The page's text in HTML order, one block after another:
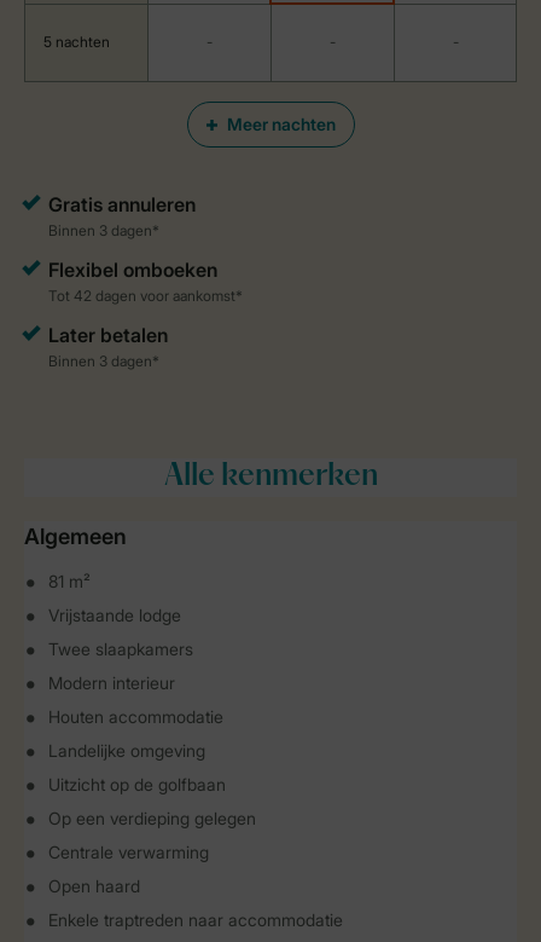
Meer nachten
5 nachten - - -
Alle kenmerken
Algemeen
81 m²
Vrijstaande lodge
Twee slaapkamers
Modern interieur
Houten accommodatie
Landelijke omgeving
Uitzicht op de golfbaan
Op een verdieping gelegen
Centrale verwarming
Open haard
Enkele traptreden naar accommodatie